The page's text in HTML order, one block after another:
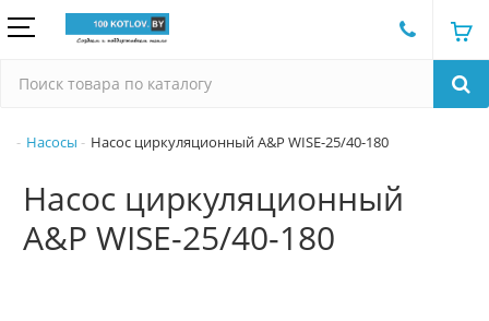
Насосы Насос циркуляционный A&P WISE-25/40-180
Насос циркуляционный
A&P WISE-25/40-180